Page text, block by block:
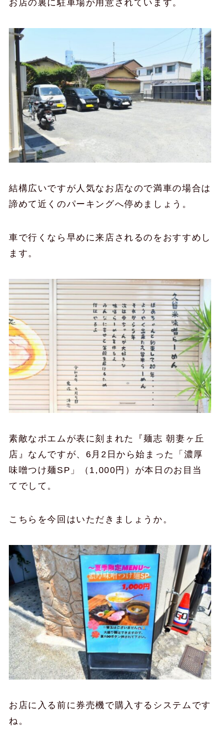
お店の裏に駐車場が用意されています。
結構広いですが人気なお店なので満車の場合は
諦めて近くのパーキングへ停めましょう。
車で行くなら早めに来店されるのをおすすめし
ます。
素敵なポエムが表に刻まれた『麺志 朝妻ヶ丘
店』なんですが、6月2日から始まった「濃厚
味噌つけ麺SP」（1,000円）が本日のお目当
てでして。
こちらを今回はいただきましょうか。
お店に入る前に券売機で購入するシステムです
ね。